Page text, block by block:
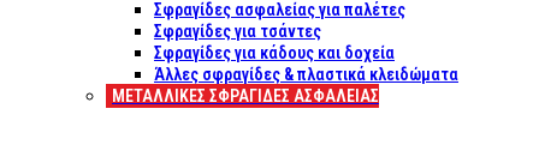
Σφραγίδες ασφαλείας για παλέτες
Σφραγίδες για τσάντες
Σφραγίδες για κάδους και δοχεία
Άλλες σφραγίδες & πλαστικά κλειδώματα
ΜΕΤΑΛΛΙΚΕΣ ΣΦΡΑΓΙΔΕΣ ΑΣΦΑΛΕΙΑΣ